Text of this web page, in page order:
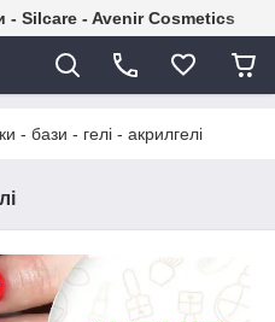
- Silcare - Avenir Cosmetics
- бази - гелі - акрилгелі